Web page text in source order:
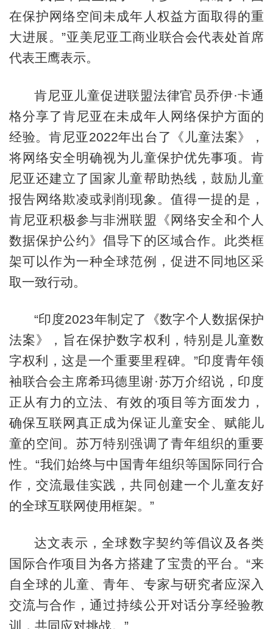
在保护网络空间未成年人权益方面取得的重
大进展。”亚美尼亚工商业联合会代表处首席
代表王鹰表示。
肯尼亚儿童促进联盟法律官员乔伊·卡通
格分享了肯尼亚在未成年人网络保护方面的
经验。肯尼亚2022年出台了《儿童法案》，
将网络安全明确视为儿童保护优先事项。肯
尼亚还建立了国家儿童帮助热线，鼓励儿童
报告网络欺凌或剥削现象。值得一提的是，
肯尼亚积极参与非洲联盟《网络安全和个人
数据保护公约》倡导下的区域合作。此类框
架可以作为一种全球范例，促进不同地区采
取一致行动。
“印度2023年制定了《数字个人数据保护
法案》，旨在保护数字权利，特别是儿童数
字权利，这是一个重要里程碑。”印度青年领
袖联合会主席希玛德里谢·苏万介绍说，印度
正从有力的立法、有效的项目等方面发力，
确保互联网真正成为保证儿童安全、赋能儿
童的空间。苏万特别强调了青年组织的重要
性。“我们始终与中国青年组织等国际同行合
作，交流最佳实践，共同创建一个儿童友好
的全球互联网使用框架。”
达文表示，全球数字契约等倡议及各类
国际合作项目为各方搭建了宝贵的平台。“来
自全球的儿童、青年、专家与研究者应深入
交流与合作，通过持续公开对话分享经验教
训，共同应对挑战。”